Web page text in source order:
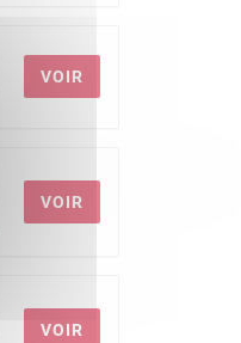
VOIR
VOIR
VOIR